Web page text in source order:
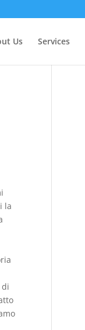
Us Services
la
di